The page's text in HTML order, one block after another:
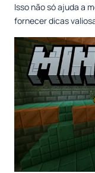
Isso não só ajuda a
fornecer dicas